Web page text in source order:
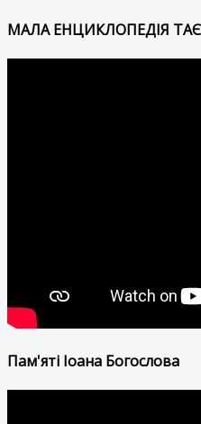
МАЛА ЕНЦИКЛОПЕДІЯ
Пам'яті Іоана Богослова